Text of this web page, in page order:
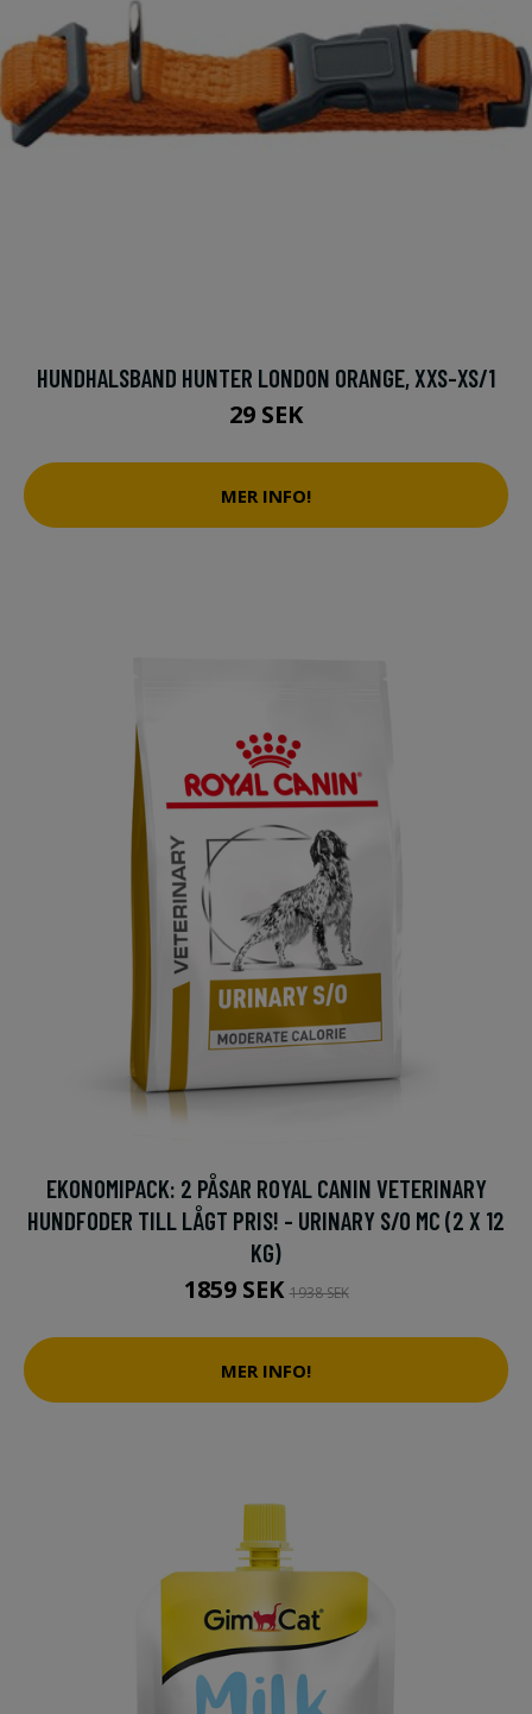
HUNDHALSBAND HUNTER LONDON ORANGE, XXS-XS/1
29 SEK
MER INFO!
EKONOMIPACK: 2 PÅSAR ROYAL CANIN VETERINARY
HUNDFODER TILL LÅGT PRIS! - URINARY S/O MC (2 X 12
KG)
1859 SEK1938 SEK
MER INFO!